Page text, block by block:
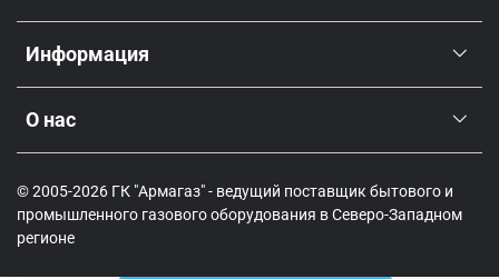
Информация
О нас
© 2005-2026 ГК "Армагаз" - ведущий поставщик бытового и
промышленного газового оборудования в Северо-Западном
регионе